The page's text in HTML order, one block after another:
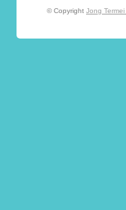
© Copyright Jong Termei